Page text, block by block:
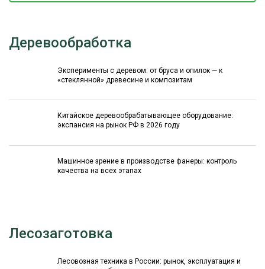
Деревообработка
Эксперименты с деревом: от бруса и опилок — к
«стеклянной» древесине и композитам
Китайское деревообрабатывающее оборудование:
экспансия на рынок РФ в 2026 году
Машинное зрение в производстве фанеры: контроль
качества на всех этапах
Лесозаготовка
Лесовозная техника в России: рынок, эксплуатация и